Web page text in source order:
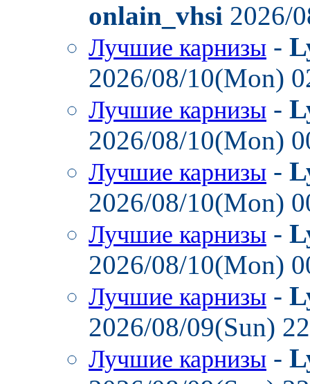
onlain_vhsi 2026/
Лучшие карнизы -
2026/08/10(Mon)
Лучшие карнизы -
2026/08/10(Mon)
Лучшие карнизы -
2026/08/10(Mon)
Лучшие карнизы -
2026/08/10(Mon)
Лучшие карнизы -
2026/08/09(Sun)
Лучшие карнизы -